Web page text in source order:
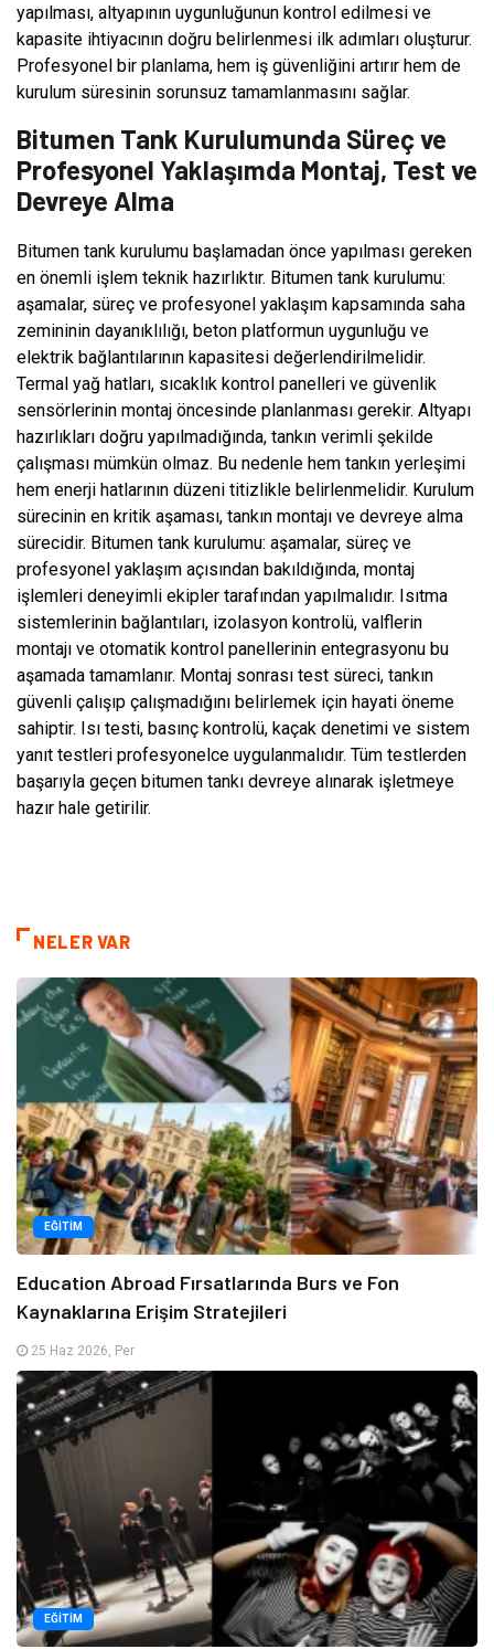
yapılması, altyapının uygunluğunun kontrol edilmesi ve
kapasite ihtiyacının doğru belirlenmesi ilk adımları oluşturur.
Profesyonel bir planlama, hem iş güvenliğini artırır hem de
kurulum süresinin sorunsuz tamamlanmasını sağlar.
Bitumen Tank Kurulumunda Süreç ve
Profesyonel Yaklaşımda Montaj, Test ve
Devreye Alma
Bitumen tank kurulumu başlamadan önce yapılması gereken
en önemli işlem teknik hazırlıktır. Bitumen tank kurulumu:
aşamalar, süreç ve profesyonel yaklaşım kapsamında saha
zemininin dayanıklılığı, beton platformun uygunluğu ve
elektrik bağlantılarının kapasitesi değerlendirilmelidir.
Termal yağ hatları, sıcaklık kontrol panelleri ve güvenlik
sensörlerinin montaj öncesinde planlanması gerekir. Altyapı
hazırlıkları doğru yapılmadığında, tankın verimli şekilde
çalışması mümkün olmaz. Bu nedenle hem tankın yerleşimi
hem enerji hatlarının düzeni titizlikle belirlenmelidir. Kurulum
sürecinin en kritik aşaması, tankın montajı ve devreye alma
sürecidir. Bitumen tank kurulumu: aşamalar, süreç ve
profesyonel yaklaşım açısından bakıldığında, montaj
işlemleri deneyimli ekipler tarafından yapılmalıdır. Isıtma
sistemlerinin bağlantıları, izolasyon kontrolü, valflerin
montajı ve otomatik kontrol panellerinin entegrasyonu bu
aşamada tamamlanır. Montaj sonrası test süreci, tankın
güvenli çalışıp çalışmadığını belirlemek için hayati öneme
sahiptir. Isı testi, basınç kontrolü, kaçak denetimi ve sistem
yanıt testleri profesyonelce uygulanmalıdır. Tüm testlerden
başarıyla geçen bitumen tankı devreye alınarak işletmeye
hazır hale getirilir.
NELER VAR
EĞITIM
Education Abroad Fırsatlarında Burs ve Fon
Kaynaklarına Erişim Stratejileri
25 Haz 2026, Per
EĞITIM